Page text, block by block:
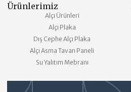
Ürünlerimiz
Alçı Ürünleri
Alçı Plaka
Dış Cephe Alçı Plaka
Alçı Asma Tavan Paneli
Su Yalıtım Mebranı